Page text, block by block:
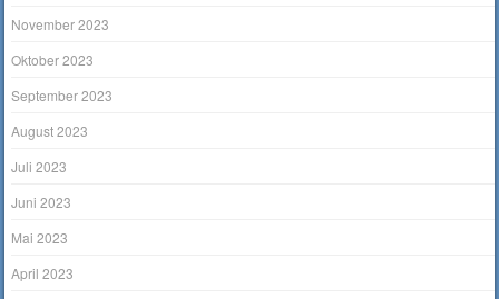
November 2023
Oktober 2023
September 2023
August 2023
Juli 2023
Juni 2023
Mai 2023
April 2023